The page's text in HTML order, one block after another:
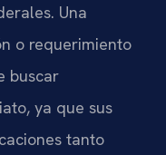
Una
o requerimiento
buscar
ya que sus
tanto